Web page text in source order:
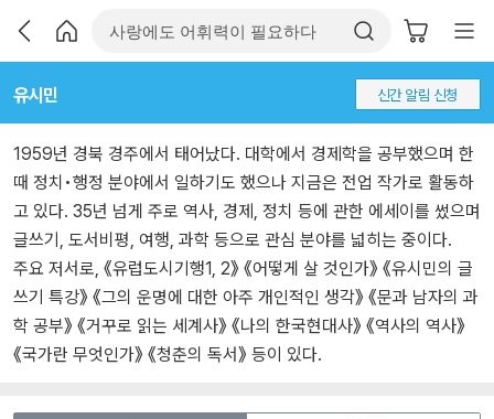
유시민 신간 알림 신청
1959년 경북 경주에서 태어났다. 대학에서 경제학을 공부했으며 한
때 정치•행정 분야에서 일하기도 했으나 지금은 전업 작가로 활동하
고 있다. 35년 넘게 주로 역사, 경제, 정치 등에 관한 에세이를 썼으며
글쓰기, 도서비평, 여행, 과학 등으로 관심 분야를 넓히는 중이다.
주요 저서로, 《유럽도시기행1, 2》 《어떻게 살 것인가》 《유시민의 글
쓰기 특강》 《그의 운명에 대한 아주 개인적인 생각》 《문과 남자의 과
학 공부》 《거꾸로 읽는 세계사》 《나의 한국현대사》 《역사의 역사》
《국가란 무엇인가》 《청춘의 독서》 등이 있다.